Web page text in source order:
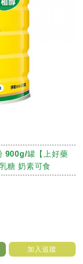
900g/罐【上好藥
糖 奶素可食
加入追蹤